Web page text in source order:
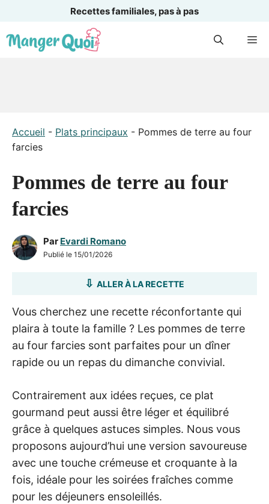
Recettes familiales, pas à pas
au
Accueil - Plats principaux - Pommes de terre au four
farcies
Pommes de terre au four
farcies
Par Evardi Romano
Publié le 15/01/2026
ALLER À LA RECETTE
Vous cherchez une recette réconfortante qui
plaira à toute la famille ? Les pommes de terre
au four farcies sont parfaites pour un dîner
rapide ou un repas du dimanche convivial.
Contrairement aux idées reçues, ce plat
gourmand peut aussi être léger et équilibré
grâce à quelques astuces simples. Nous vous
proposons aujourd’hui une version savoureuse
avec une touche crémeuse et croquante à la
fois, idéale pour les soirées fraîches comme
pour les déjeuners ensoleillés.